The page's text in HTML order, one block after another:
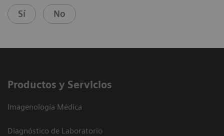
Sí No
Productos y Servicios
Imagenología Médica
Diagnóstico de Laboratorio